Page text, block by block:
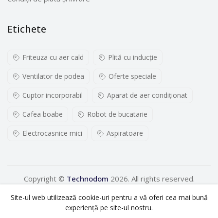
Daca opriti plita, aceasta salveaza
perioada scurta de timp. Daca plita este
oprita intr-un timp scurt, setarile
anterioare sunt inca disponibile.
redus. Aceasta este inductia.
Etichete
Friteuza cu aer cald Plită cu inducţie
Ventilator de podea Oferte speciale
Cuptor incorporabil Aparat de aer condiționat
Cafea boabe Robot de bucatarie
Electrocasnice mici Aspiratoare
Copyright © Technodom 2026. All rights reserved.
Site-ul web utilizează cookie-uri pentru a vă oferi cea mai bună
experiență pe site-ul nostru.